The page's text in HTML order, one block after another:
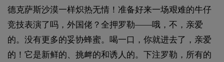
德克萨斯沙漠一样炽热无情！准备好来一场艰难的牛仔
竞技表演了吗，外国佬？全押罗勒——哦，不，亲爱
的。没有更多的妥协蜂蜜。喝一口，你就进去了，亲爱
的！它是新鲜的、挑衅的和诱人的。下注罗勒，所有的